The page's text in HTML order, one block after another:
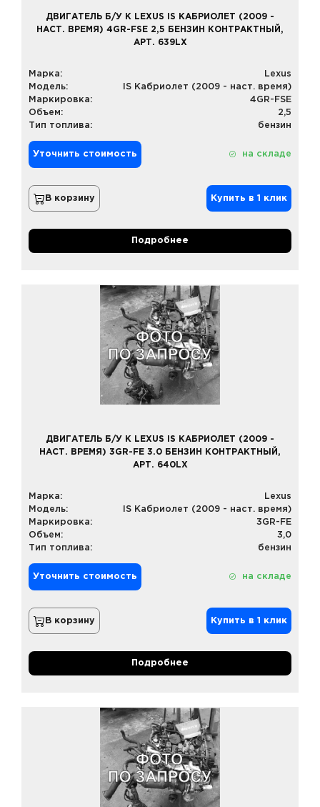
ДВИГАТЕЛЬ Б/У К LEXUS IS КАБРИОЛЕТ (2009 -
НАСТ. ВРЕМЯ) 4GR-FSE 2,5 БЕНЗИН КОНТРАКТНЫЙ,
АРТ. 639LX
Марка:
Lexus
Модель:
IS Кабриолет (2009 - наст. время)
Маркировка:
4GR-FSE
Объем:
2,5
Тип топлива:
бензин
Уточнить стоимость на складе
В корзину Купить в 1 клик
Подробнее
ДВИГАТЕЛЬ Б/У К LEXUS IS КАБРИОЛЕТ (2009 -
НАСТ. ВРЕМЯ) 3GR-FE 3.0 БЕНЗИН КОНТРАКТНЫЙ,
АРТ. 640LX
Марка:
Lexus
Модель:
IS Кабриолет (2009 - наст. время)
Маркировка:
3GR-FE
Объем:
3,0
Тип топлива:
бензин
Уточнить стоимость на складе
В корзину Купить в 1 клик
Подробнее